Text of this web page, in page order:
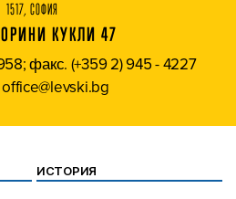
1517, СОФИЯ
КУКЛИ 47
факс. (+359 2) 945 - 4227
ИСТОРИЯ